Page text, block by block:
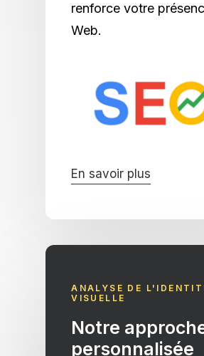
renforce votre
Web.
En savoir plus
ANALYSE DE
VISUELLE
Notre
personnalisée